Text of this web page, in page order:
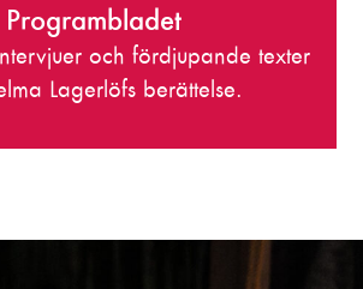
Programbladet
och fördjupande texter
Lagerlöfs berättelse.